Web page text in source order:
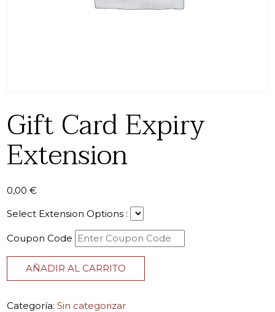
Gift Card Expiry
Extension
0,00€
Select Extension Options :
Coupon Code
Gift Card Expiry Extension cantidad
AÑADIR AL CARRITO
Categoría:Sin categorizar